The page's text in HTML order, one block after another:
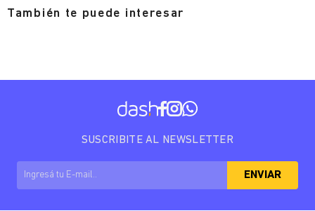
También te puede interesar
SUSCRIBITE AL NEWSLETTER
ENVIAR